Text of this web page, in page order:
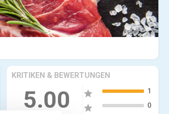
KRITIKEN & BEWERTUNGEN
5.00 star 1
star 0